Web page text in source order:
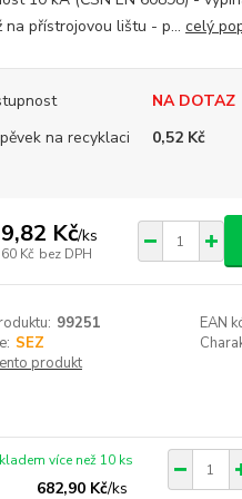
na přístrojovou lištu - p... celý
NA DOTAZ
na recyklaci
0,52 Kč
Kč/ks
Kč bez DPH
99251 EAN
SEZ
produkt
682,90 Kč/ks
více než 10 ks